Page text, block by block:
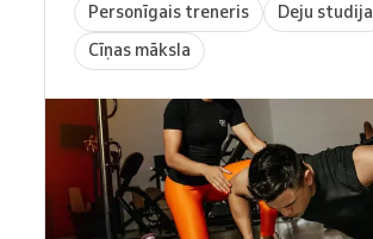
Personīgais treneris
Deju studija
Cīņas māksla